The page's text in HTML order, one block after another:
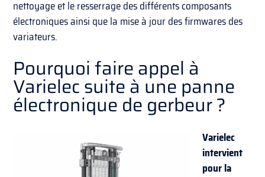
nettoyage et le resserrage des différents composants
électroniques ainsi que la mise à jour des firmwares des
variateurs.
Pourquoi faire appel à
Varielec suite à une panne
électronique de gerbeur ?
Varielec
intervient
pour la